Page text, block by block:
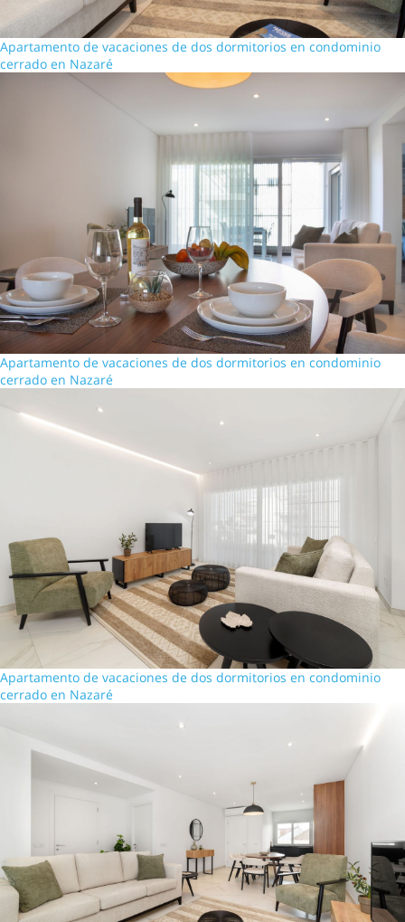
Apartamento de vacaciones de dos dormitorios en condominio
cerrado en Nazaré
Apartamento de vacaciones de dos dormitorios en condominio
cerrado en Nazaré
Apartamento de vacaciones de dos dormitorios en condominio
cerrado en Nazaré